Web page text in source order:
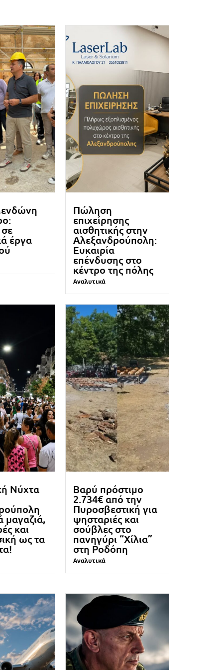
έργα
Πώληση
επιχείρησης
αισθητικής στην
Αλεξανδρούπολη:
Ευκαιρία
επένδυσης στο
κέντρο της πόλης
Αναλυτικά
Νύχτα
μαγαζιά,
και
ως τα
Βαρύ πρόστιμο
2.734€ από την
Πυροσβεστική για
ψησταριές και
σούβλες στο
πανηγύρι “Χίλια”
στη Ροδόπη
Αναλυτικά